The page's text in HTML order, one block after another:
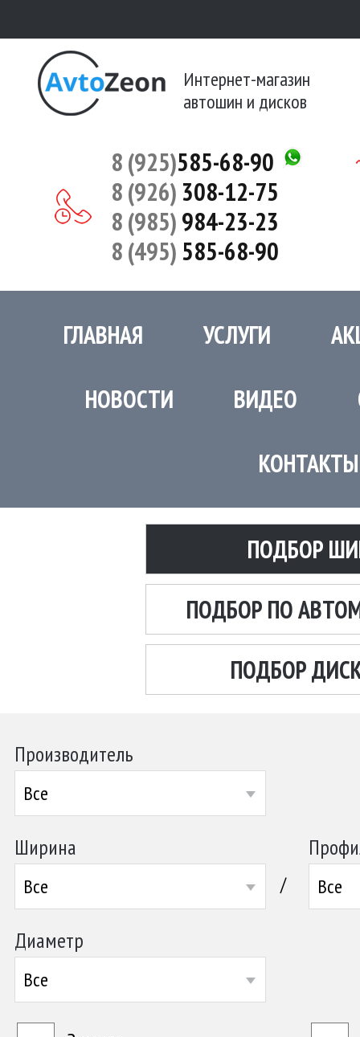
Интернет-магазин
автошин и дисков
8 (925)585-68-90
8 (926) 308-12-75
8 (985)984-23-23
8 (495)585-68-90
ГЛАВНАЯ УСЛУГИ
НОВОСТИ ВИДЕО
КОНТАКТЫ
ПОДБОР
ПОДБОР ПО
ПОДБОР
Производитель
Все
Ширина
Все / Все
Диаметр
Все